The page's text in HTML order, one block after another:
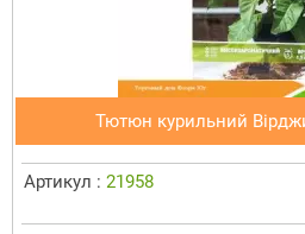
Тютюн курильний
Артикул : 21958